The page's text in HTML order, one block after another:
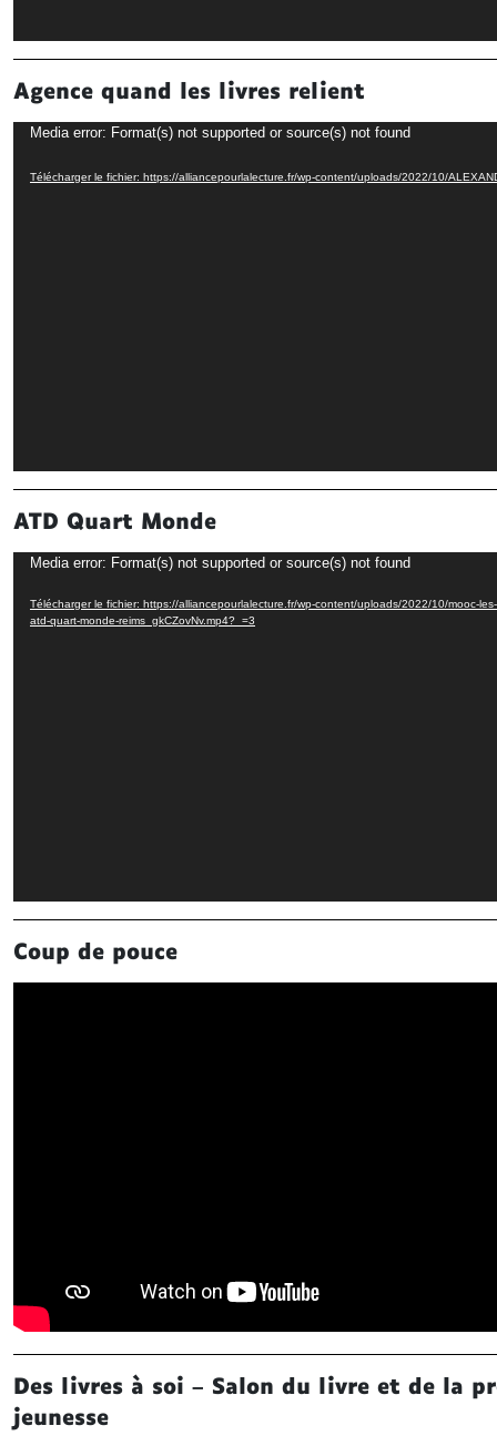
Agence quand les livres relient
Lecteur
Media error: Format(s) not supported or source(s) not found
Télécharger le fichier: https://alliancepourlalecture.fr/wp-content/uploads/2022/10/
ATD Quart Monde
Lecteur
Media error: Format(s) not supported or source(s) not found
Télécharger le fichier: https://alliancepourlalecture.fr/wp-content/uploads/2022/10/mooc-
atd-quart-monde-reims_gkCZovNv.mp4?_=3
Coup de pouce
Des livres à soi – Salon du livre et de la
jeunesse